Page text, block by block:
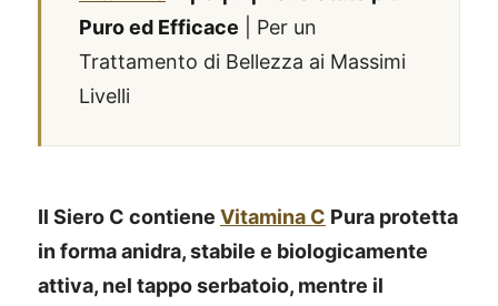
Puro ed Efficace | Per un
Trattamento di Bellezza ai Massimi
Livelli
Il Siero C contiene Vitamina C Pura protetta
in forma anidra, stabile e biologicamente
attiva, nel tappo serbatoio, mentre il